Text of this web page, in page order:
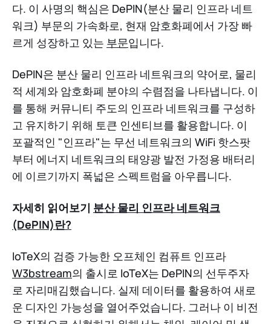
다. 이 사명의 핵심은 DePIN(분산 물리 인프라 네트
워크) 부문의 가속화로, 현재 암호화폐에서 가장 빠
르게 성장하고 있는 부문입니다.
DePIN은 분산 물리 인프라 네트워크의 약어로, 물리
적 세계와 암호화폐 분야의 수렴점을 나타냅니다. 이
를 통해 커뮤니티 주도의 인프라 네트워크를 구성하
고 유지하기 위해 토큰 인센티브를 활용합니다. 이
포괄적인 "인프라"는 무선 네트워크의 WiFi 핫스팟
부터 에너지 네트워크의 태양광 발전 가정용 배터리
에 이르기까지 폭넓은 스펙트럼을 아우릅니다.
자세히 읽어보기 분산 물리 인프라 네트워크
(DePIN)란?
IoTeX의 검증 가능한 오프체인 컴퓨트 인프라
W3bstream의 출시로 IoTeX는 DePIN의 선두주자
로 자리매김했습니다. 실제 데이터를 활용하여 새로
운 디자인 가능성을 열어주었습니다. 그러나 이 비전